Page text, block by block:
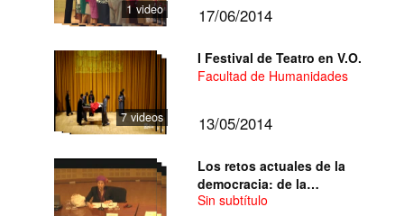
1 video 17/06/2014
7 videos
I Festival de Teatro en V.O.
Facultad de Humanidades
13/05/2014
Los retos actuales de la
democracia: de la
democracia burguesa a la
Sin subtítulo